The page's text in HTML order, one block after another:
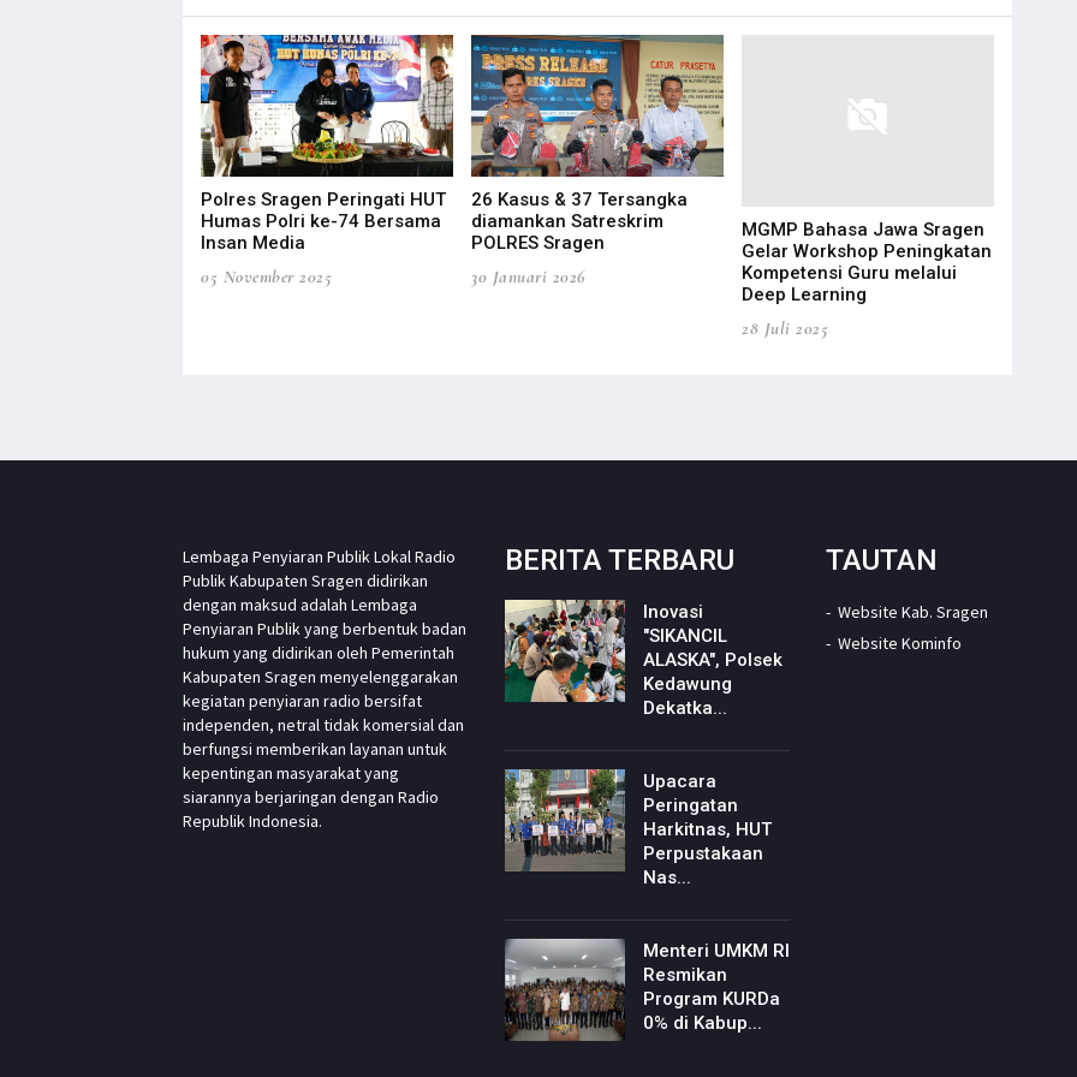
Polres Sragen Peringati HUT
Humas Polri ke-74 Bersama
Insan Media
05 November 2025
26 Kasus & 37 Tersangka
diamankan Satreskrim
POLRES Sragen
30 Januari 2026
MGMP Bahasa Jawa Sragen
Gelar Workshop Peningkatan
Kompetensi Guru melalui
Deep Learning
28 Juli 2025
Lembaga Penyiaran Publik Lokal Radio
Publik Kabupaten Sragen didirikan
dengan maksud adalah Lembaga
Penyiaran Publik yang berbentuk badan
hukum yang didirikan oleh Pemerintah
Kabupaten Sragen menyelenggarakan
kegiatan penyiaran radio bersifat
independen, netral tidak komersial dan
berfungsi memberikan layanan untuk
kepentingan masyarakat yang
siarannya berjaringan dengan Radio
Republik Indonesia.
BERITA TERBARU
Inovasi
"SIKANCIL
ALASKA", Polsek
Kedawung
Dekatka...
Upacara
Peringatan
Harkitnas, HUT
Perpustakaan
Nas...
Menteri UMKM RI
Resmikan
Program KURDa
0% di Kabup...
TAUTAN
Website Kab. Sragen
Website Kominfo